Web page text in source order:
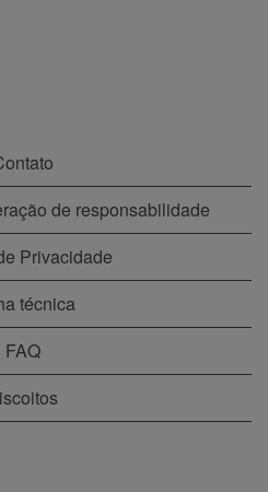
de responsabilidade
Privacidade
técnica
FAQ